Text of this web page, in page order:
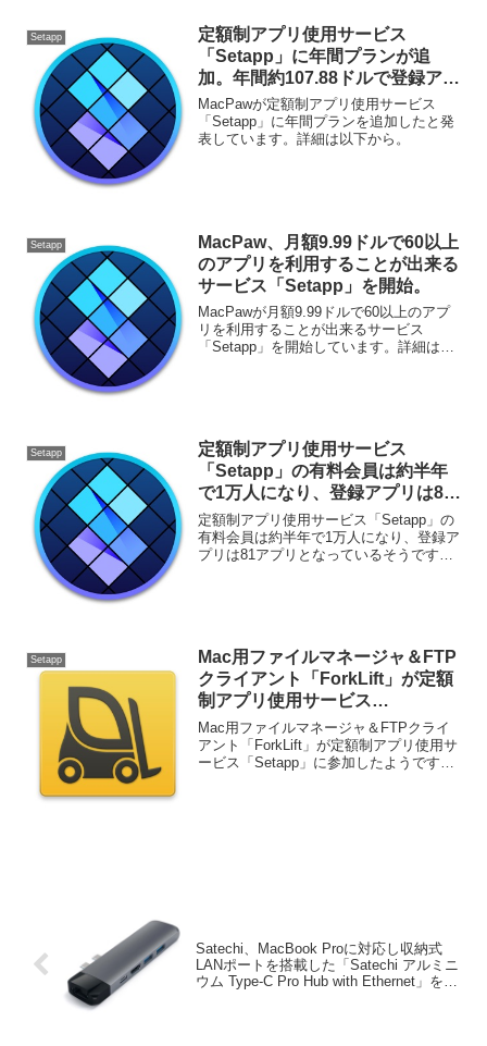
Setapp
定額制アプリ使用サービス
「Setapp」に年間プランが追
加。年間約107.88ドルで登録アプ
リ全てが利用可能に。
MacPawが定額制アプリ使用サービス
「Setapp」に年間プランを追加したと発
表しています。詳細は以下から。
Setapp
MacPaw、月額9.99ドルで60以上
のアプリを利用することが出来る
サービス「Setapp」を開始。
MacPawが月額9.99ドルで60以上のアプ
リを利用することが出来るサービス
「Setapp」を開始しています。詳細は以
Setapp
定額制アプリ使用サービス
「Setapp」の有料会員は約半年
で1万人になり、登録アプリは81
へ。
定額制アプリ使用サービス「Setapp」の
有料会員は約半年で1万人になり、登録ア
プリは81アプリとなっているそうです。
Setapp
Mac用ファイルマネージャ＆FTP
クライアント「ForkLift」が定額
制アプリ使用サービス
「Setapp」に参加。
Mac用ファイルマネージャ＆FTPクライ
アント「ForkLift」が定額制アプリ使用サ
ービス「Setapp」に参加したようです。
Satechi、MacBook Proに対応し収納式
LANポートを搭載した「Satechi アルミニ
ウム Type-C Pro Hub with Ethernet」を発